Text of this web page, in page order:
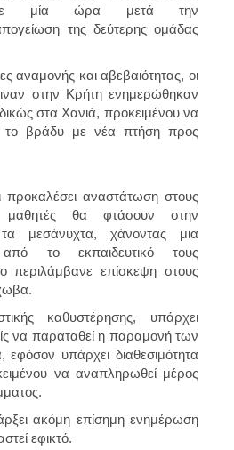
μία ώρα μετά την
της δεύτερης ομάδας
αναμονής και αβεβαιότητας, οι
στην Κρήτη ενημερώθηκαν
στα Χανιά, προκειμένου να
το βράδυ με νέα πτήση προς
προκαλέσει αναστάτωση στους
θα φτάσουν στην
μεσάνυχτα, χάνοντας μια
το εκπαιδευτικό τους
περιλάμβανε επίσκεψη στους
καθυστέρησης, υπάρχει
να παραταθεί η παραμονή των
υπάρχει διαθεσιμότητα
να αναπληρωθεί μέρος
ακόμη επίσημη ενημέρωση
εφικτό.